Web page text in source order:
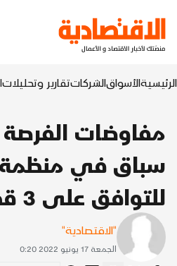
الرئيسيةالأسواقالشركاتتقارير وتحليلات
مفاوضات الفرصة
سباق في منظمة
للتوافق على 3 قضايا شائكة
"الاقتصادية"
الجمعة 17 يونيو 2022 0:20